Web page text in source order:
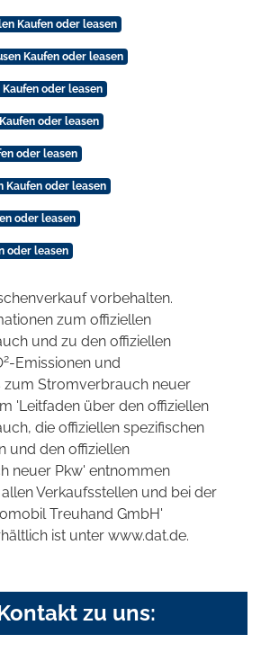
Kaufen oder leasen
Kaufen oder leasen
oder leasen
oder leasen
oder leasen
Kaufen oder leasen
oder leasen
oder leasen
vorbehalten.
zum offiziellen
und zu den offiziellen
2-Emissionen und
zum Stromverbrauch neuer
'Leitfaden über den offiziellen
die offiziellen spezifischen
und den offiziellen
neuer Pkw' entnommen
Verkaufsstellen und bei der
Treuhand GmbH'
ist unter www.dat.de.
zu uns: